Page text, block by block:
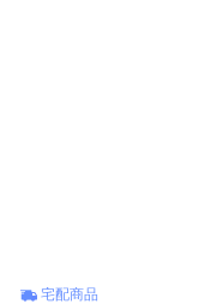
宅配商品